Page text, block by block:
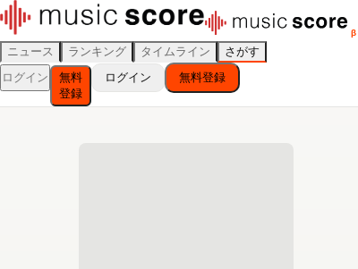
β
ニュース ランキング タイムライン
さがす
ログイン
無料
登録
ログイン 無料登録